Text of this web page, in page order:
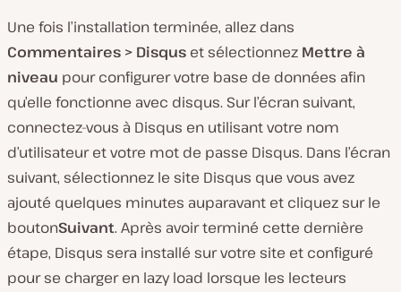
Une fois l’installation terminée, allez dans
Commentaires > Disqus et sélectionnez Mettre à
niveau pour configurer votre base de données afin
qu’elle fonctionne avec disqus. Sur l’écran suivant,
connectez-vous à Disqus en utilisant votre nom
d’utilisateur et votre mot de passe Disqus. Dans l’écran
suivant, sélectionnez le site Disqus que vous avez
ajouté quelques minutes auparavant et cliquez sur le
boutonSuivant. Après avoir terminé cette dernière
étape, Disqus sera installé sur votre site et configuré
pour se charger en lazy load lorsque les lecteurs